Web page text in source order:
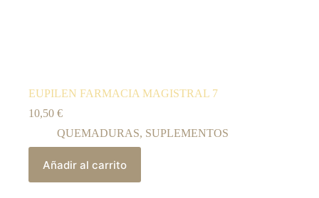
EUPILEN FARMACIA MAGISTRAL 7
10,50 €
QUEMADURAS, SUPLEMENTOS
Añadir al carrito